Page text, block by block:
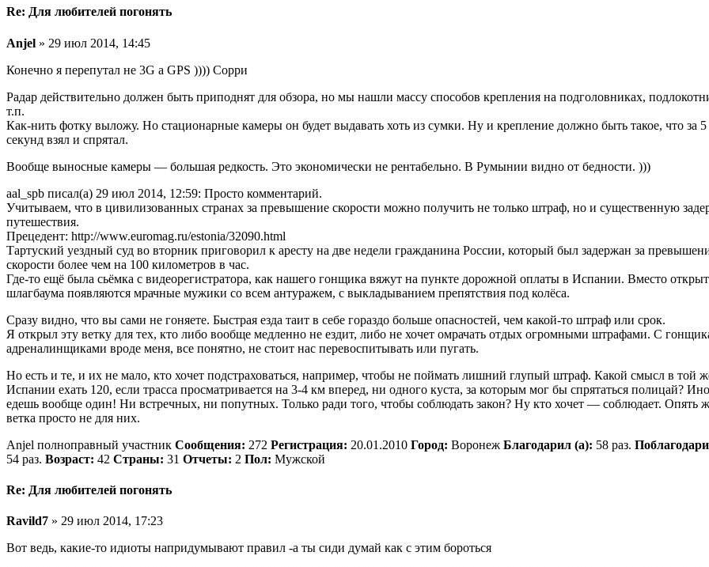
Re: Для любителей погонять
Anjel » 29 июл 2014, 14:45
Конечно я перепутал не 3G а GPS )))) Сорри
Радар действительно должен быть приподнят для обзора, но мы нашли массу способов крепления на подголовниках,
т.п.
Как-нить фотку выложу. Но стационарные камеры он будет выдавать хоть из сумки. Ну и крепление должно быть такое, что за 5
секунд взял и спрятал.
Вообще выносные камеры — большая редкость. Это экономически не рентабельно. В Румынии видно от бедности. )))
aal_spb писал(а) 29 июл 2014, 12:59: Просто комментарий.
Учитываем, что в цивилизованных странах за превышение скорости можно получить не только штраф, но и существенную
путешествия.
Прецедент: http://www.euromag.ru/estonia/32090.html
Тартуский уездный суд во вторник приговорил к аресту на две недели гражданина России, который был задержан за
скорости более чем на 100 километров в час.
Где-то ещё была сьёмка с видеорегистратора, как нашего гонщика вяжут на пункте дорожной оплаты в Испании. Вместо
шлагбаума появляются мрачные мужики со всем антуражем, с выкладыванием препятствия под колёса.
Сразу видно, что вы сами не гоняете. Быстрая езда таит в себе гораздо больше опасностей, чем какой-то штраф или срок.
Я открыл эту ветку для тех, кто либо вообще медленно не ездит, либо не хочет омрачать отдых огромными штрафами. С
адреналинщиками вроде меня, все понятно, не стоит нас перевоспитывать или пугать.
Но есть и те, и их не мало, кто хочет подстраховаться, например, чтобы не поймать лишний глупый штраф. Какой смысл в той
Испании ехать 120, если трасса просматривается на 3-4 км вперед, ни одного куста, за которым мог бы спрятаться полицай?
едешь вообще один! Ни встречных, ни попутных. Только ради того, чтобы соблюдать закон? Ну кто хочет — соблюдает. Опять
ветка просто не для них.
Anjel полноправный участник Сообщения: 272 Регистрация: 20.01.2010 Город: Воронеж Благодарил (а): 58 раз.
54 раз. Возраст: 42 Страны: 31 Отчеты: 2 Пол: Мужской
Re: Для любителей погонять
Ravild7 » 29 июл 2014, 17:23
Вот ведь, какие-то идиоты напридумывают правил -а ты сиди думай как с этим бороться